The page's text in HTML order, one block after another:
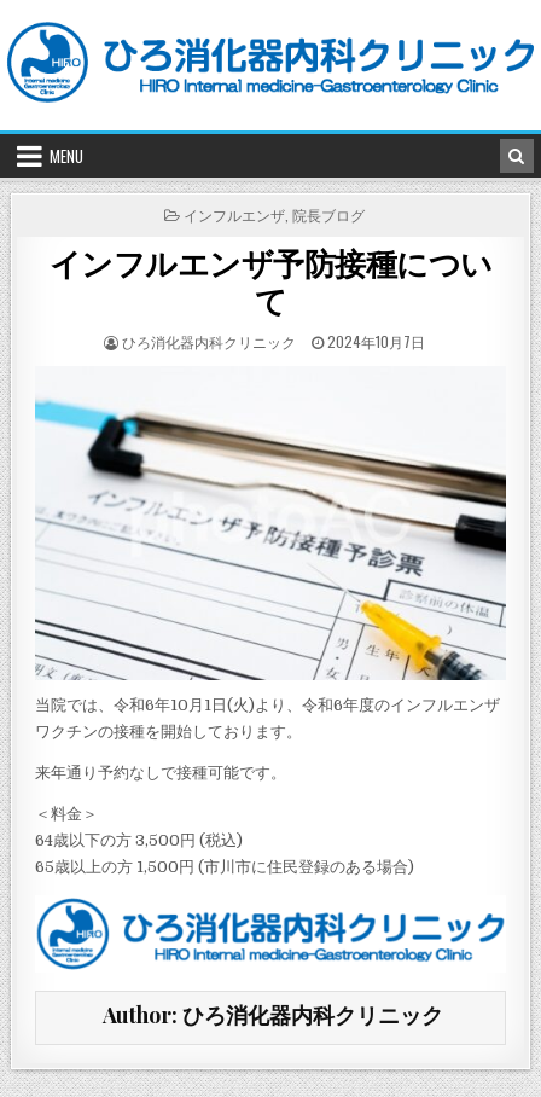
to
content
MENU
POSTED
インフルエンザ 院長ブログ
インフルエンザ予防接種につい
て
POSTED
ひろ消化器内科クリニック
POSTED
2024年10月7日
当院では、令和6年10月1日(火)より、令和6年度のインフルエンザ
ワクチンの接種を開始しております。
来年通り予約なしで接種可能です。
＜料金＞
64歳以下の方 3,500円 (税込)
65歳以上の方 1,500円 (市川市に住民登録のある場合)
Author: ひろ消化器内科クリニック